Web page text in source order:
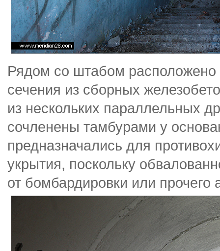
Рядом со штабом
сечения из сборных
из нескольких параллельных
сочленены тамбурами у
предназначались для
укрытия, поскольку
от бомбардировки или прочего